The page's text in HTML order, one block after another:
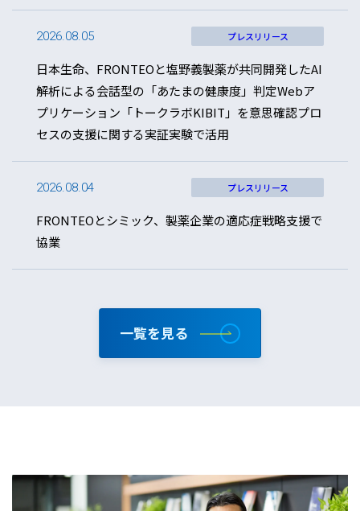
2026.08.05 プレスリリース
日本生命、FRONTEOと塩野義製薬が共同開発したAI
解析による会話型の「あたまの健康度」判定Webア
プリケーション「トークラボKIBIT」を意思確認プロ
セスの支援に関する実証実験で活用
2026.08.04 プレスリリース
FRONTEOとシミック、製薬企業の適応症戦略支援で
協業
一覧を見る